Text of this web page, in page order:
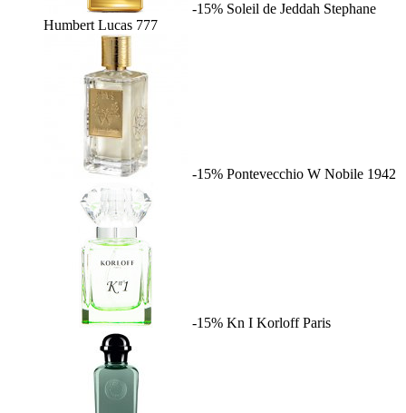
-15% Soleil de Jeddah Stephane
Humbert Lucas 777
-15% Pontevecchio W Nobile 1942
-15% Kn I Korloff Paris